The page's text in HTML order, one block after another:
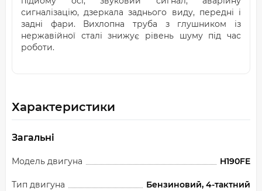
сигналізацію, дзеркала заднього виду, передні і
задні фари. Вихлопна труба з глушником із
нержавійної сталі знижує рівень шуму під час
роботи.
Характеристики
Загальні
Модель двигуна H190FE
Тип двигуна Бензиновий, 4-тактний